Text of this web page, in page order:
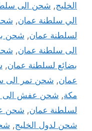
الخليج, شحن الى
الي سلطنة عمان,
لسلطنة عمان, شحن
الى سلطنة عمان,
بضائع لسلطنة عمان,
عمان, شحن تمر الى
مكة, شحن عفش الى
لسلطنة عمان, شحن
شحن لدول الخليج,